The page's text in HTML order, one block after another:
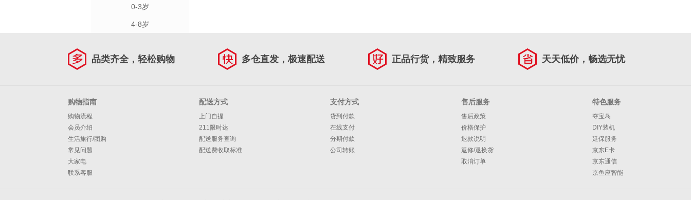
0-3岁
4-8岁
品类齐全，轻松购物 多仓直发，极速配送 正品行货，精致服务 天天低价，畅选无忧
购物指南
购物流程
会员介绍
生活旅行/团购
常见问题
大家电
联系客服
配送方式
上门自提
211限时达
配送服务查询
配送费收取标准
支付方式
货到付款
在线支付
分期付款
公司转账
售后服务
售后政策
价格保护
退款说明
返修/退换货
取消订单
特色服务
夺宝岛
DIY装机
延保服务
京东E卡
京东通信
京鱼座智能